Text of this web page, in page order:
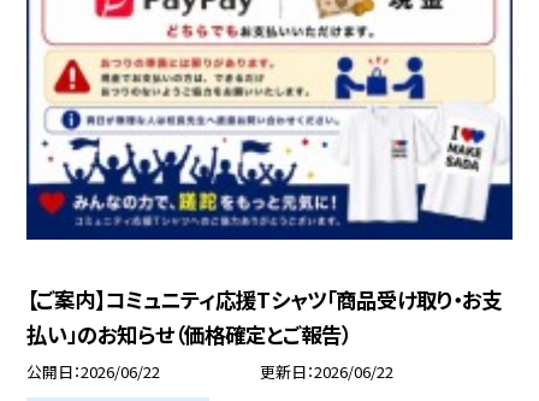
【ご案内】コミュニティ応援Tシャツ「商品受け取り・お支
払い」のお知らせ（価格確定とご報告）
公開日 2026/06/22 更新日 2026/06/22